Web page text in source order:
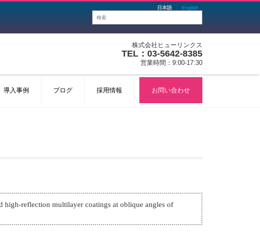
日本語 English
株式会社ヒューリンクス
TEL：03-5642-8385
営業時間：9:00-17:30
導入事例 ブログ 採用情報 お問い合わせ
reflection multilayer coatings at oblique angles of